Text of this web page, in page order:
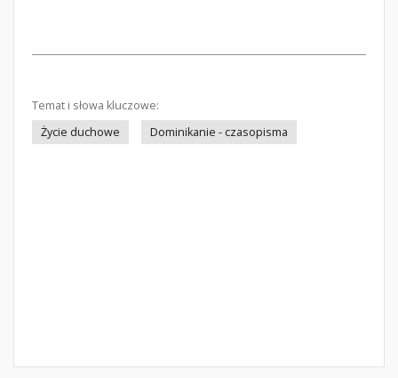
Temat i słowa kluczowe:
Życie duchowe
Dominikanie - czasopisma